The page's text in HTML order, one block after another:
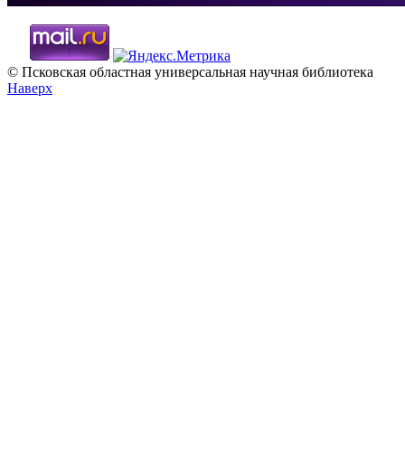
© Псковская областная универсальная научная библиотека
Наверх